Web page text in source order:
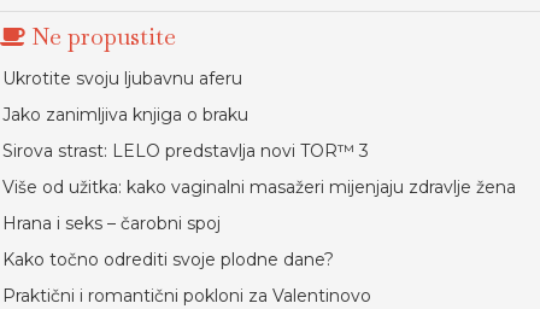
Ne propustite
Ukrotite svoju ljubavnu aferu
Jako zanimljiva knjiga o braku
Sirova strast: LELO predstavlja novi TOR™ 3
Više od užitka: kako vaginalni masažeri mijenjaju zdravlje žena
Hrana i seks – čarobni spoj
Kako točno odrediti svoje plodne dane?
Praktični i romantični pokloni za Valentinovo